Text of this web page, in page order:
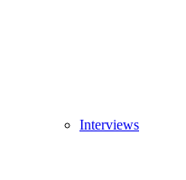
Interviews